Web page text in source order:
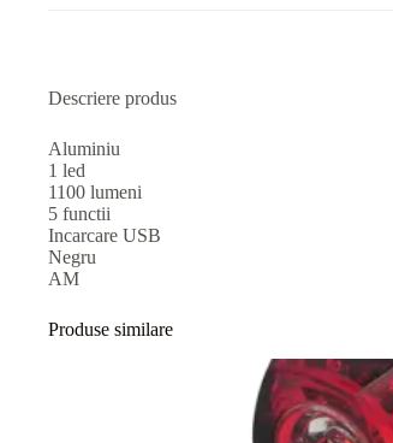
Descriere produs
Aluminiu
1 led
1100 lumeni
5 functii
Incarcare USB
Negru
AM
Produse similare